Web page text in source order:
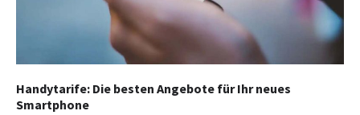
Handytarife: Die besten Angebote für Ihr neues
Smartphone